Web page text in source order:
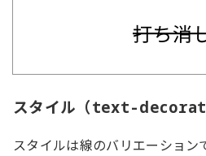
スタイル（text-
スタイルは線のバリエーション